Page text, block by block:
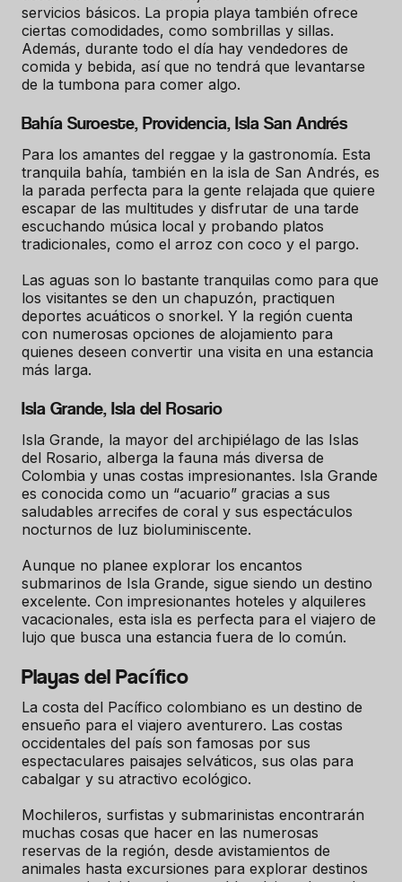
servicios básicos. La propia playa también ofrece
ciertas comodidades, como sombrillas y sillas.
Además, durante todo el día hay vendedores de
comida y bebida, así que no tendrá que levantarse
de la tumbona para comer algo.
Bahía Suroeste, Providencia, Isla San Andrés
Para los amantes del reggae y la gastronomía. Esta
tranquila bahía, también en la isla de San Andrés, es
la parada perfecta para la gente relajada que quiere
escapar de las multitudes y disfrutar de una tarde
escuchando música local y probando platos
tradicionales, como el arroz con coco y el pargo.
Las aguas son lo bastante tranquilas como para que
los visitantes se den un chapuzón, practiquen
deportes acuáticos o snorkel. Y la región cuenta
con numerosas opciones de alojamiento para
quienes deseen convertir una visita en una estancia
más larga.
Isla Grande, Isla del Rosario
Isla Grande, la mayor del archipiélago de las Islas
del Rosario, alberga la fauna más diversa de
Colombia y unas costas impresionantes. Isla Grande
es conocida como un “acuario” gracias a sus
saludables arrecifes de coral y sus espectáculos
nocturnos de luz bioluminiscente.
Aunque no planee explorar los encantos
submarinos de Isla Grande, sigue siendo un destino
excelente. Con impresionantes hoteles y alquileres
vacacionales, esta isla es perfecta para el viajero de
lujo que busca una estancia fuera de lo común.
Playas del Pacífico
La costa del Pacífico colombiano es un destino de
ensueño para el viajero aventurero. Las costas
occidentales del país son famosas por sus
espectaculares paisajes selváticos, sus olas para
cabalgar y su atractivo ecológico.
Mochileros, surfistas y submarinistas encontrarán
muchas cosas que hacer en las numerosas
reservas de la región, desde avistamientos de
animales hasta excursiones para explorar destinos